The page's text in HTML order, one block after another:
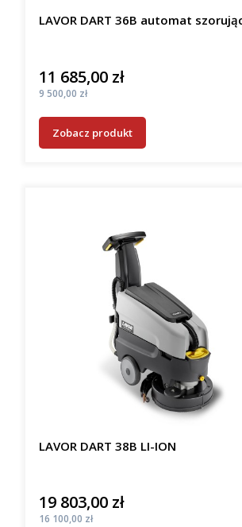
LAVOR DART 36B automat
Cena
11 685,00 zł
Cena
9 500,00 zł
Zobacz produkt
LAVOR DART 38B LI-ION
Cena
19 803,00 zł
Cena
16 100,00 zł